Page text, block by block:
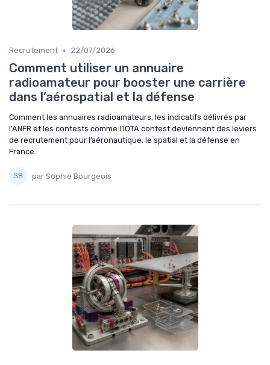
Recrutement • 22/07/2026
Comment utiliser un annuaire
radioamateur pour booster une carrière
dans l’aérospatial et la défense
Comment les annuaires radioamateurs, les indicatifs délivrés par
l’ANFR et les contests comme l’IOTA contest deviennent des leviers
de recrutement pour l’aéronautique, le spatial et la défense en
France.
par Sophie Bourgeois